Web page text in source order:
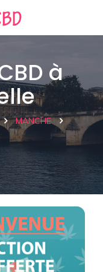
à
MANCHE